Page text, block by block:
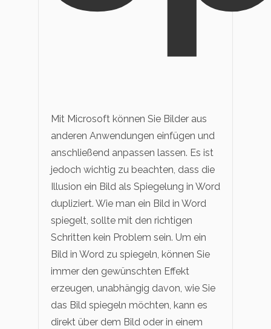
Mit Microsoft können Sie Bilder aus
anderen Anwendungen einfügen und
anschließend anpassen lassen. Es ist
jedoch wichtig zu beachten, dass die
Illusion ein Bild als Spiegelung in Word
dupliziert. Wie man ein Bild in Word
spiegelt, sollte mit den richtigen
Schritten kein Problem sein. Um ein
Bild in Word zu spiegeln, können Sie
immer den gewünschten Effekt
erzeugen, unabhängig davon, wie Sie
das Bild spiegeln möchten, kann es
direkt über dem Bild oder in einem